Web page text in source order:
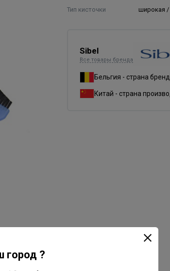
Тип кисточки широкая
Sibel
Все товары бренда
Бельгия - страна
Китай - страна
город ?